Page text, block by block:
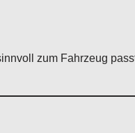
zum Fahrzeug